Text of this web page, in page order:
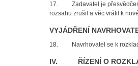
17. Zadavatel je přesvědčen,
rozsahu zrušil a věc vrátil k
VYJÁDŘENÍ
18. Navrhovatel se k
IV. ŘÍZENÍ O